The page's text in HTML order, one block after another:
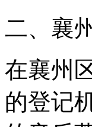
二、襄
在襄州
的登记